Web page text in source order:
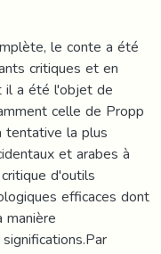
le conte a été
critiques et en
il a été l'objet de
celle de Propp
tentative la plus
et arabes à
d'outils
efficaces dont